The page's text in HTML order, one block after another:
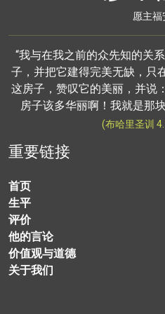
愿主福
“我与在我之前的众先知的关
子，并把它建得完美无缺，只
这房子，赞叹它的美丽，并说
房子该多华丽啊！我就是那
(布哈里圣训
重要链接
首页
生平
评价
他的言论
价值观与道德
关于我们